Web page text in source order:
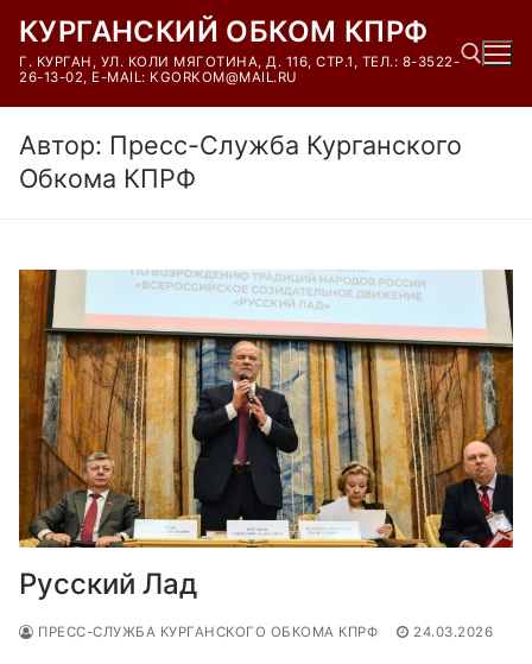
содержимому
КУРГАНСКИЙ ОБКОМ КПРФ
Г. КУРГАН, УЛ. КОЛИ МЯГОТИНА, Д. 116, СТР.1, ТЕЛ.: 8-3522-
26-13-02, E-MAIL: KGORKOM@MAIL.RU
Найти:
Автор: Пресс-Служба Курганского
Обкома КПРФ
Русский Лад
ПРЕСС-СЛУЖБА КУРГАНСКОГО ОБКОМА КПРФ 24.03.2026